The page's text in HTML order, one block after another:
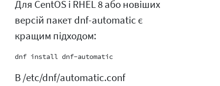
Для CentOS і RHEL 8 або новіших
версій пакет dnf-automatic є
кращим підходом:
В /etc/dnf/automatic.conf